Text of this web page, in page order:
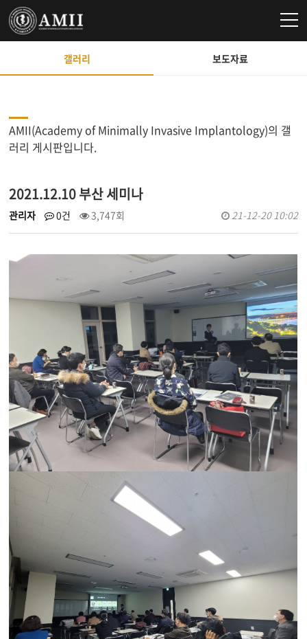
갤러리 보도자료
AMII(Academy of Minimally Invasive Implantology)의 갤
러리 게시판입니다.
2021.12.10 부산 세미나
관리자 0건 3,747회 21-12-20 10:02